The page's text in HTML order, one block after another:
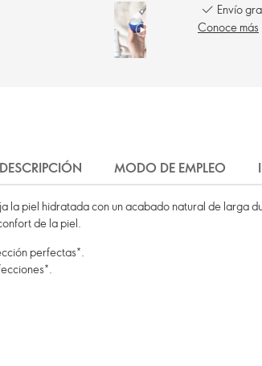
Envío
Conoce más
DESCRIPCIÓN MODO DE EMPLEO
la piel hidratada con un acabado natural de larga
de la piel.
perfectas*.